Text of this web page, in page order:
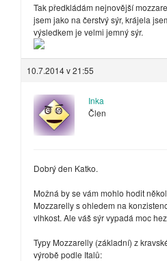
Tak předkládám nejnovější
jsem jako na čerstvý sýr, krájela
výsledkem je velmi jemný sýr.
10.7.2014 v 21:55
Inka
Člen
Dobrý den Katko.
Možná by se vám mohlo hodit
Mozzarelly s ohledem na
vlhkost. Ale váš sýr vypadá moc
Typy Mozzarelly (základní) z
výrobě podle Italů: